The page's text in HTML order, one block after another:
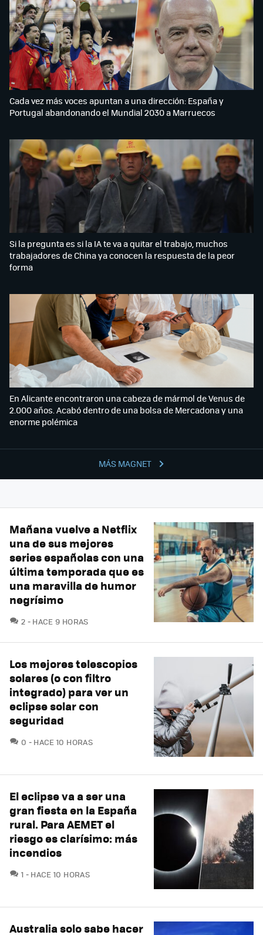
MÁS MAGNET
Cada vez más voces apuntan a una dirección: España y
Portugal abandonando el Mundial 2030 a Marruecos
Si la pregunta es si la IA te va a quitar el trabajo, muchos
trabajadores de China ya conocen la respuesta de la peor
forma
En Alicante encontraron una cabeza de mármol de Venus de
2.000 años. Acabó dentro de una bolsa de Mercadona y una
enorme polémica
Mañana vuelve a Netflix
una de sus mejores
series españolas con una
última temporada que es
una maravilla de humor
negrísimo
2 COMENTARIOS
HACE 9 HORAS
Los mejores telescopios
solares (o con filtro
integrado) para ver un
eclipse solar con
seguridad
0 COMENTARIOS
HACE 10 HORAS
El eclipse va a ser una
gran fiesta en la España
rural. Para AEMET el
riesgo es clarísimo: más
incendios
1 COMENTARIOS
HACE 10 HORAS
Australia solo sabe hacer